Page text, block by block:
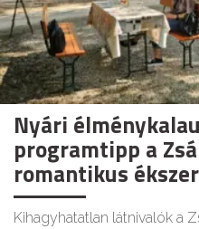
Nyári
programtipp a
romantikus
Kihagyhatatlan látnivalók a